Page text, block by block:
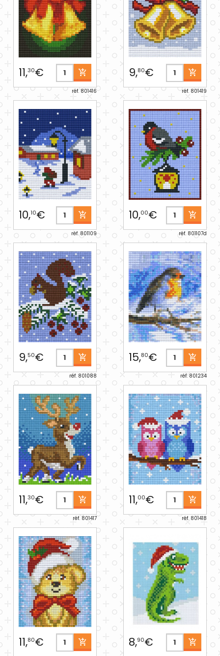
11,30€
réf. 801416
9,80€
réf. 801419
10,10€
réf. 801109
10,00€
réf. 801107d
9,50€
réf. 801088
15,80€
réf. 801234
11,30€
réf. 801417
11,00€
réf. 801418
11,80€ 8,90€